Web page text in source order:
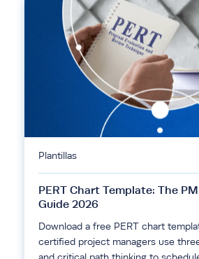
Plantillas
PERT Chart Template: The
Guide 2026
Download a free PERT chart
certified project managers use